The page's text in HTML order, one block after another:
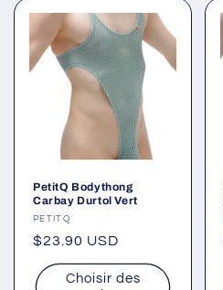
PetitQ Bodythong
Carbay Durtol Vert
Fournisseur :
PETITQ
Prix
habituel
$23.90 USD
Choisir des